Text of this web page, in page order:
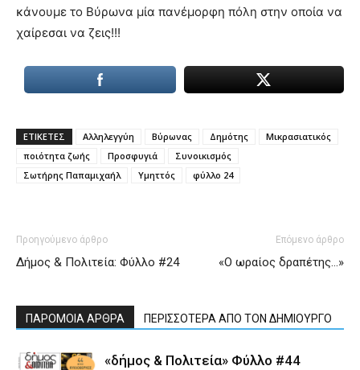
κάνουμε το Βύρωνα μία πανέμορφη πόλη στην οποία να
χαίρεσαι να ζεις!!!
ΕΤΙΚΕΤΕΣ Αλληλεγγύη Βύρωνας Δημότης
Μικρασιατικός
ποιότητα ζωής
Προσφυγιά
Συνοικισμός
Σωτήρης Παπαμιχαήλ
Υμηττός φύλλο 24
Προηγούμενο άρθρο
Δήμος & Πολιτεία: Φύλλο #24
Επόμενο άρθρο
«Ο ωραίος δραπέτης…»
ΠΑΡΟΜΟΙΑ ΑΡΘΡΑ ΠΕΡΙΣΣΟΤΕΡΑ ΑΠΟ ΤΟΝ ΔΗΜΙΟΥΡΓΟ
«δήμος & Πολιτεία» Φύλλο #44